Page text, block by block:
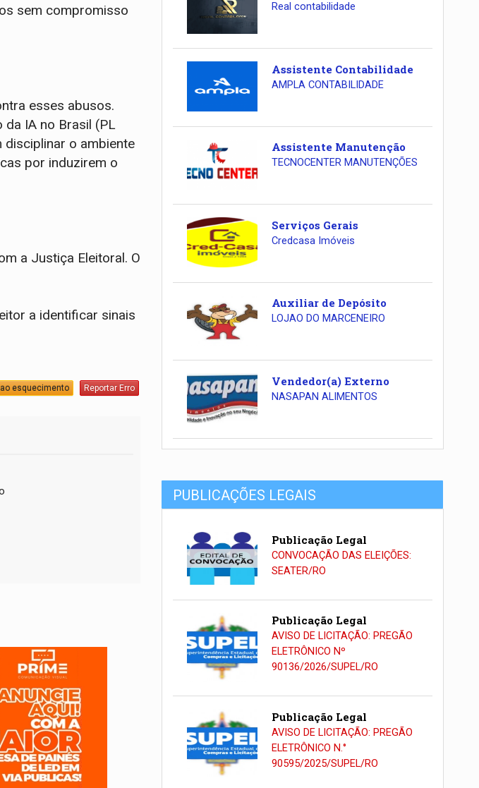
sem compromisso
esses abusos.
IA no Brasil (PL
o ambiente
por induzirem o
a Justiça Eleitoral. O
a identificar sinais
esquecimento Reportar Erro
Real contabilidade
Assistente Contabilidade
AMPLA CONTABILIDADE
Assistente Manutenção
TECNOCENTER MANUTENÇÕES
Serviços Gerais
Credcasa Imóveis
Auxiliar de Depósito
LOJAO DO MARCENEIRO
Vendedor(a) Externo
NASAPAN ALIMENTOS
PUBLICAÇÕES LEGAIS
Publicação Legal
CONVOCAÇÃO DAS ELEIÇÕES:
SEATER/RO
Publicação Legal
AVISO DE LICITAÇÃO: PREGÃO
ELETRÔNICO Nº
90136/2026/SUPEL/RO
Publicação Legal
AVISO DE LICITAÇÃO: PREGÃO
ELETRÔNICO N.°
90595/2025/SUPEL/RO